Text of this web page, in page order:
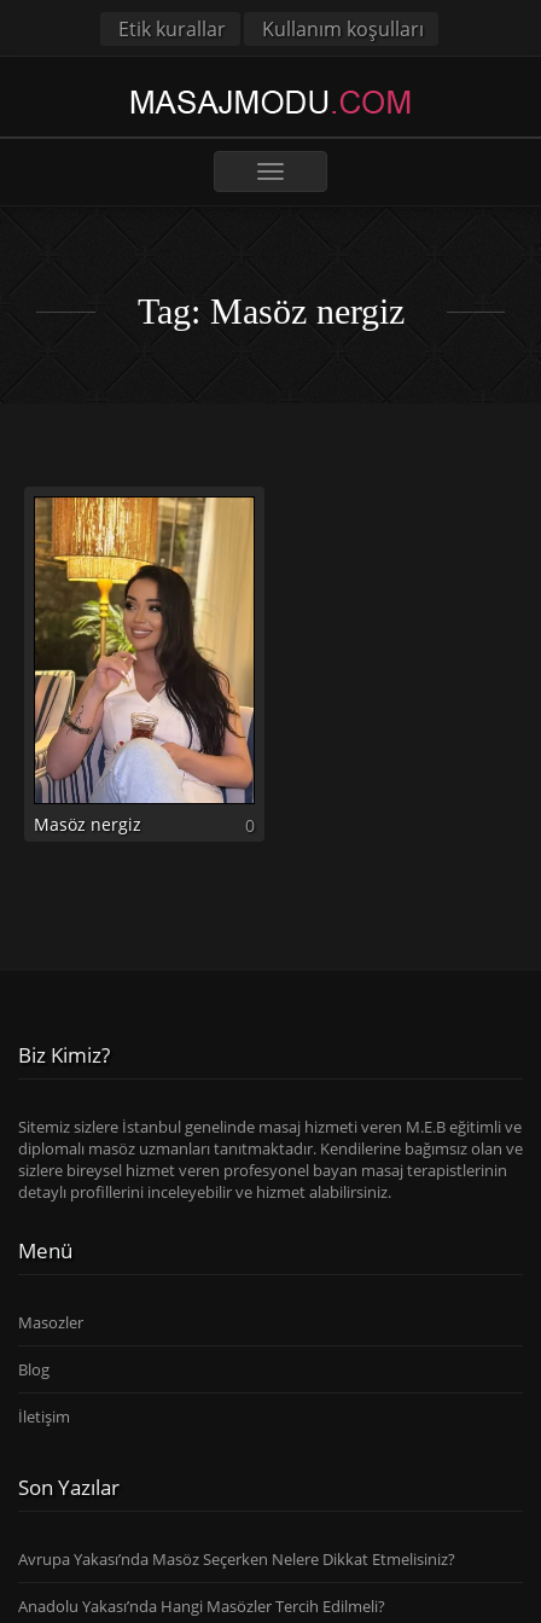
Etik kurallar Kullanım koşulları
Toggle
Tag: Masöz nergiz
Masöz nergiz 0
Biz Kimiz?
Sitemiz sizlere İstanbul genelinde masaj hizmeti veren M.E.B eğitimli ve
diplomalı masöz uzmanları tanıtmaktadır. Kendilerine bağımsız olan ve
sizlere bireysel hizmet veren profesyonel bayan masaj terapistlerinin
detaylı profillerini inceleyebilir ve hizmet alabilirsiniz.
Menü
Masozler
Blog
İletişim
Son Yazılar
Avrupa Yakası’nda Masöz Seçerken Nelere Dikkat Etmelisiniz?
Anadolu Yakası’nda Hangi Masözler Tercih Edilmeli?